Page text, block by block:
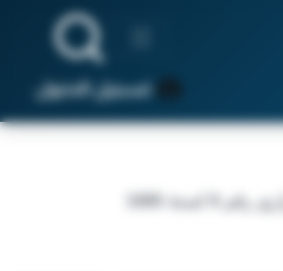
تسجيل الدخول
8 لسنة 1985